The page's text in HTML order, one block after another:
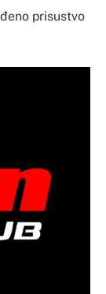
prisustvo